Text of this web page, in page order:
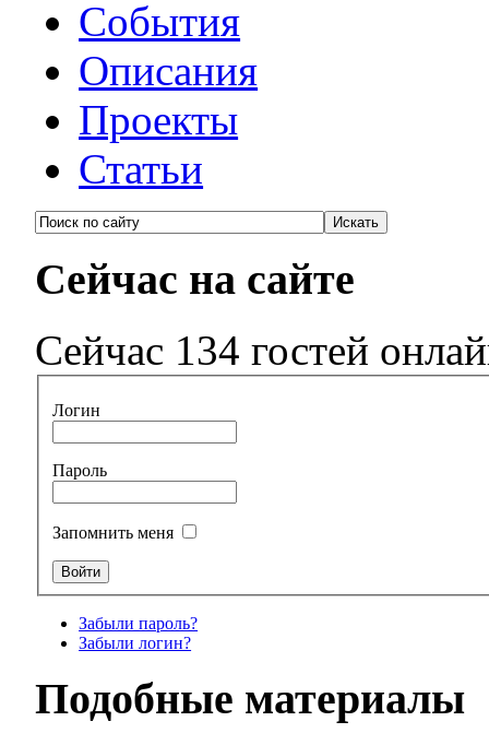
События
Описания
Проекты
Статьи
Сейчас на сайте
Сейчас 134 гостей
Логин
Пароль
Запомнить меня
Забыли пароль?
Забыли логин?
Подобные материалы